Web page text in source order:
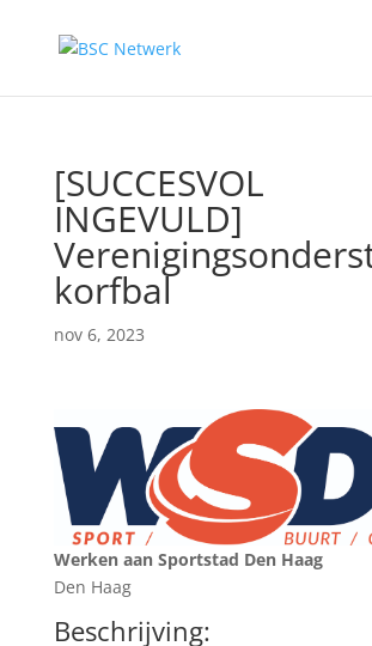
[SUCCESVOL
INGEVULD]
korfbal
nov 6, 2023
Werken aan Sportstad Den Haag
Den Haag
Beschrijving: